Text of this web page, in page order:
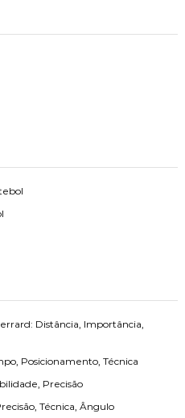
Distância, Importância,
Posicionamento, Técnica
Precisão
Técnica, Ângulo